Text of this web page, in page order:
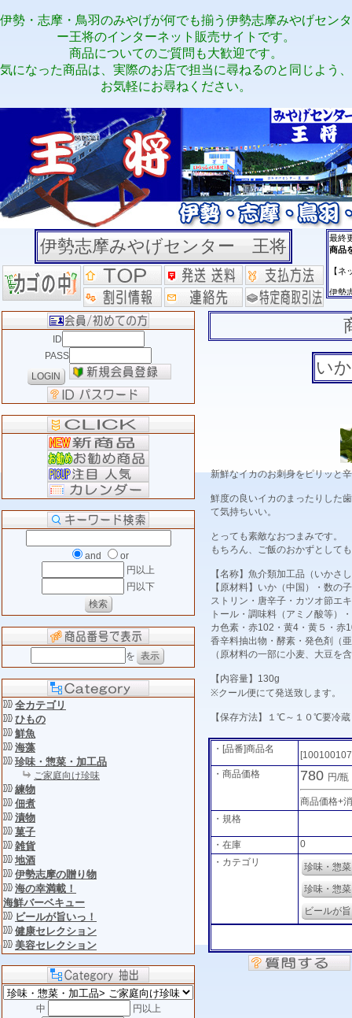
伊勢・志摩・鳥羽のみやげが何でも揃う伊勢志摩みやげセンタ
ー王将のインターネット販売サイトです。
商品についてのご質問も大歓迎です。
気になった商品は、実際のお店で担当に尋ねるのと同じよう、
お気軽にお尋ねください。
伊勢志摩みやげセンター 王将
ID
PASS
and
or
円以上
円以下
を
全カテゴリ
ひもの
鮮魚
海藻
珍味・惣菜・加工品
ご家庭向け珍味
練物
佃煮
漬物
菓子
雑貨
地酒
伊勢志摩の贈り物
海の幸満載！
海鮮バーベキュー
ビールが旨いっ！
健康セレクション
美容セレクション
中
円以上
い
新鮮なイカのお刺身をピリッと
鮮度の良いイカのまったりした
て気持ちいい。
とっても素敵なおつまみです。
もちろん、ご飯のおかずとして
【名称】魚介類加工品（いかさ
【原材料】いか（中国）・数の
ストリン・唐辛子・カツオ節エ
トール・調味料（アミノ酸等）
カ色素・赤102・黄4・黄５・赤
香辛料抽出物・酵素・発色剤（
（原材料の一部に小麦、大豆を
【内容量】130g
※クール便にて発送致します。
【保存方法】１℃～１０℃要冷
・[品番]商品名
・商品価格
780 円/瓶
商品価格+
・規格
・在庫
0
・カテゴリ
珍味・惣
珍味・惣
ビールが